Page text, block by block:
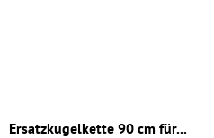
Ersatzkugelkette 90 cm für...